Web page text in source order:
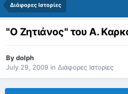
Διάφορες Ιστορίες
"Ο Ζητιάνος" του Α.
Bydolph
July 29, 2009 in Διάφορες Ιστορίες